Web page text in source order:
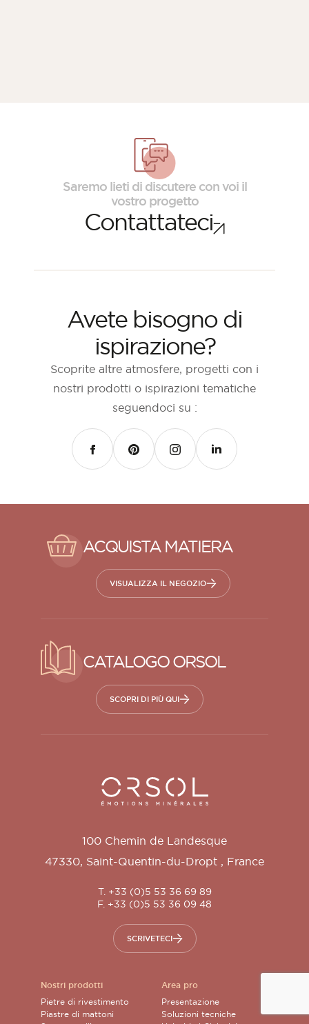
Saremo lieti di discutere con voi il
vostro progetto
Contattateci
Avete bisogno di
ispirazione?
Scoprite altre atmosfere, progetti con i
nostri prodotti o ispirazioni tematiche
seguendoci su :
FACEBOOKPINTERESTINSTAGRAMLINKEDIN
ACQUISTA MATIERA
VISUALIZZA IL NEGOZIO
CATALOGO ORSOL
SCOPRI DI PIÙ QUI
Orsol S.A.
100 Chemin de Landesque
47330, Saint-Quentin-du-Dropt , France
T. +33 (0)5 53 36 69 89
F. +33 (0)5 53 36 09 48
SCRIVETECI
Nostri prodotti
Pietre di rivestimento
Piastre di mattoni
Area pro
Presentazione
Soluzioni tecniche